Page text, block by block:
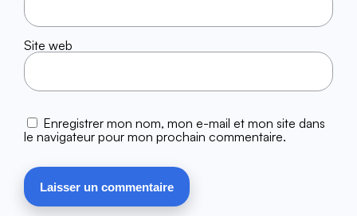
Site web
Enregistrer mon nom, mon e-mail et mon site dans
le navigateur pour mon prochain commentaire.